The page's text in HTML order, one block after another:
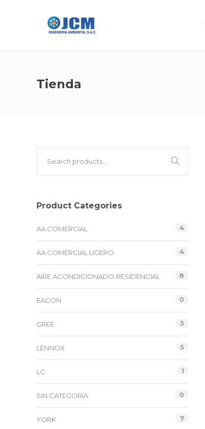
Tienda
Product Categories
AA COMERCIAL 4
AA COMERCIAL LIGERO 4
AIRE ACONDICIONADO RESIDENCIAL 8
EACON 0
GREE 3
LENNOX 5
LG 1
SIN CATEGORÍA 0
YORK 7